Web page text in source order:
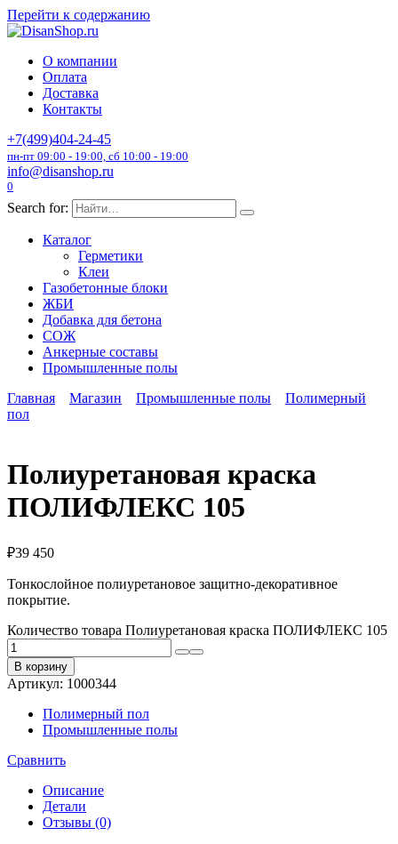
Перейти к содержанию
О компании
Оплата
Доставка
Контакты
+7(499)404-24-45
пн-пт 09:00 - 19:00, сб 10:00 - 19:00
info@disanshop.ru
0
Search for:
Каталог
Герметики
Клеи
Газобетонные блоки
ЖБИ
Добавка для бетона
СОЖ
Анкерные составы
Промышленные полы
Главная
Магазин Промышленные полы
Полимерный
пол
Полиуретановая краска
ПОЛИФЛЕКС 105
₽39 450
Тонкослойное полиуретановое защитно-декоративное
покрытие.
Количество товара Полиуретановая краска ПОЛИФЛЕКС 105
В корзину
Артикул: 1000344
Полимерный пол
Промышленные полы
Сравнить
Описание
Детали
Отзывы (0)